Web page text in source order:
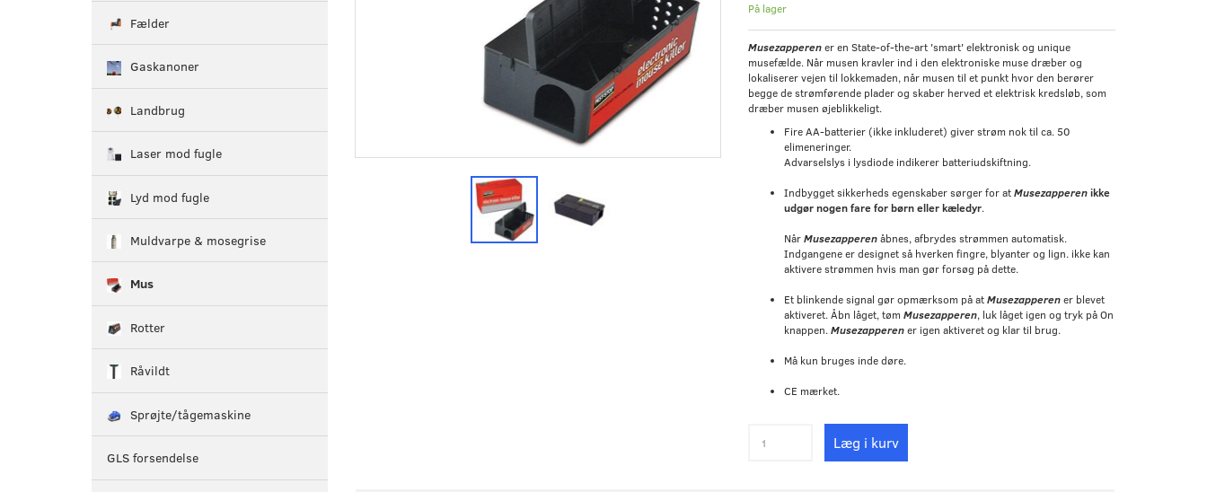
Fælder
Gaskanoner
Landbrug
Laser mod fugle
Lyd mod fugle
Muldvarpe & mosegrise
Mus
Rotter
Råvildt
Sprøjte/tågemaskine
GLS forsendelse
På lager
Musezapperener en State-of-the-art 'smart' elektronisk og unique
musefælde. Når musen kravler ind i den elektroniske muse dræber og
lokaliserer vejen til lokkemaden, når musen til et punkt hvor den berører
begge de strømførende plader og skaber herved et elektrisk kredsløb, som
dræber musen øjeblikkeligt.
Fire AA-batterier (ikke inkluderet) giver strøm nok til ca. 50
elimeneringer.
Advarselslys i lysdiode indikerer batteriudskiftning.
Indbygget sikkerheds egenskaber sørger for atMusezapperen ikke
udgør nogen fare for børn eller kæledyr.
NårMusezapperenåbnes, afbrydes strømmen automatisk.
Indgangene er designet så hverken fingre, blyanter og lign. ikke kan
aktivere strømmen hvis man gør forsøg på dette.
Et blinkende signal gør opmærksom på atMusezapperener blevet
aktiveret. Åbn låget, tømMusezapperen, luk låget igen og tryk på On
knappen.Musezapperener igen aktiveret og klar til brug.
Må kun bruges inde døre.
CE mærket.
Læg i kurv